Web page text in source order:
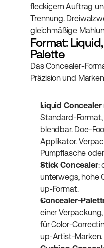
fleckigem Auftrag
Trennung.
gleichmäßige
Format:
Palette
Das Concealer-
Präzision und
Liquid
Standard-
blendbar. Doe-
Applikator.
Pumpflasche
Stick Concealer:
unterwegs, hohe
up-Format.
Concealer-
einer
für Color-
up-Artist-Marken.